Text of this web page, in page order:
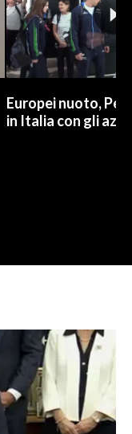
Europei nuoto,
in Italia con gli